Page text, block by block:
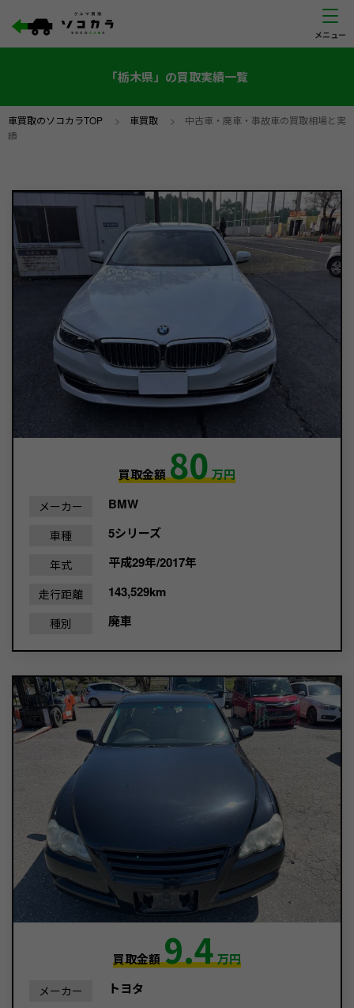
「栃木県」の買取実績一覧
車買取のソコカラTOP > 車買取 > 中古車・廃車・事故車の買取相場と実
績
買取金額80万円
メーカー BMW
車種 5シリーズ
年式 平成29年/2017年
走行距離 143,529km
種別 廃車
買取金額9.4万円
メーカー トヨタ